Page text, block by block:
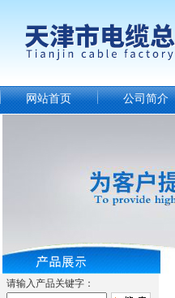
网站首页 公司简介
请输入产品关键字：